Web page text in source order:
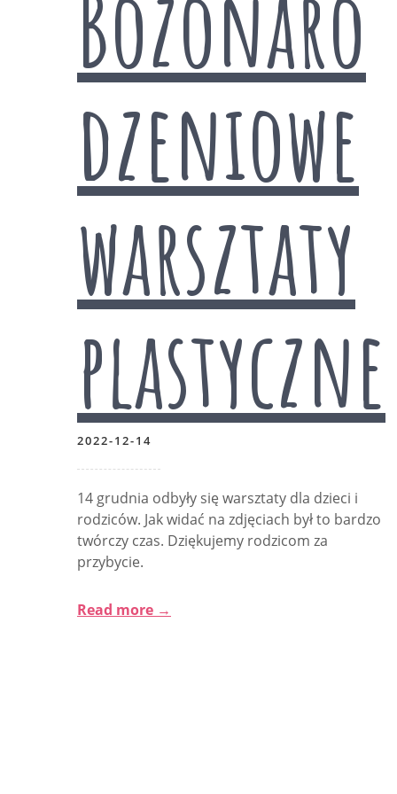
Bożonaro
dzeniowe
warsztaty
plastyczne
2022-12-14
14 grudnia odbyły się warsztaty dla dzieci i
rodziców. Jak widać na zdjęciach był to bardzo
twórczy czas. Dziękujemy rodzicom za
przybycie.
Read more →